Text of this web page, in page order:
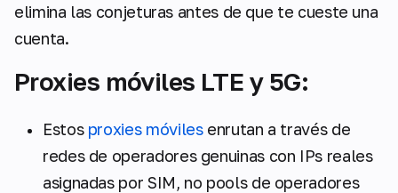
elimina las conjeturas antes de que te cueste una
cuenta.
Proxies móviles LTE y 5G:
Estos proxies móvilesenrutan a través de
redes de operadores genuinas con IPs reales
asignadas por SIM, no pools de operadores